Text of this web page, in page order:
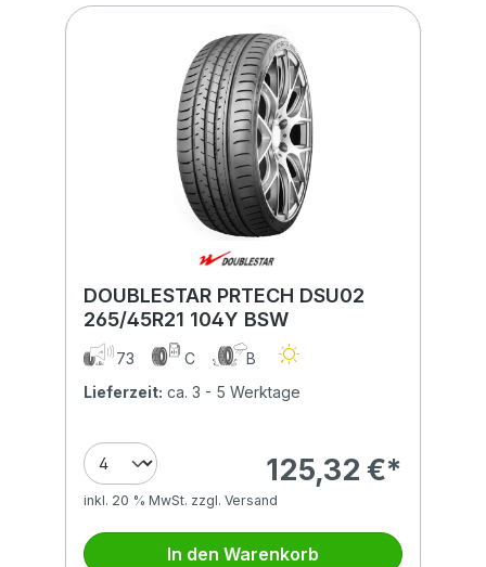
DOUBLESTAR PRTECH DSU02
265/45R21 104Y BSW
73 C
B
Lieferzeit: ca. 3 - 5 Werktage
125,32 €*
inkl. 20 % MwSt. zzgl. Versand
In den Warenkorb